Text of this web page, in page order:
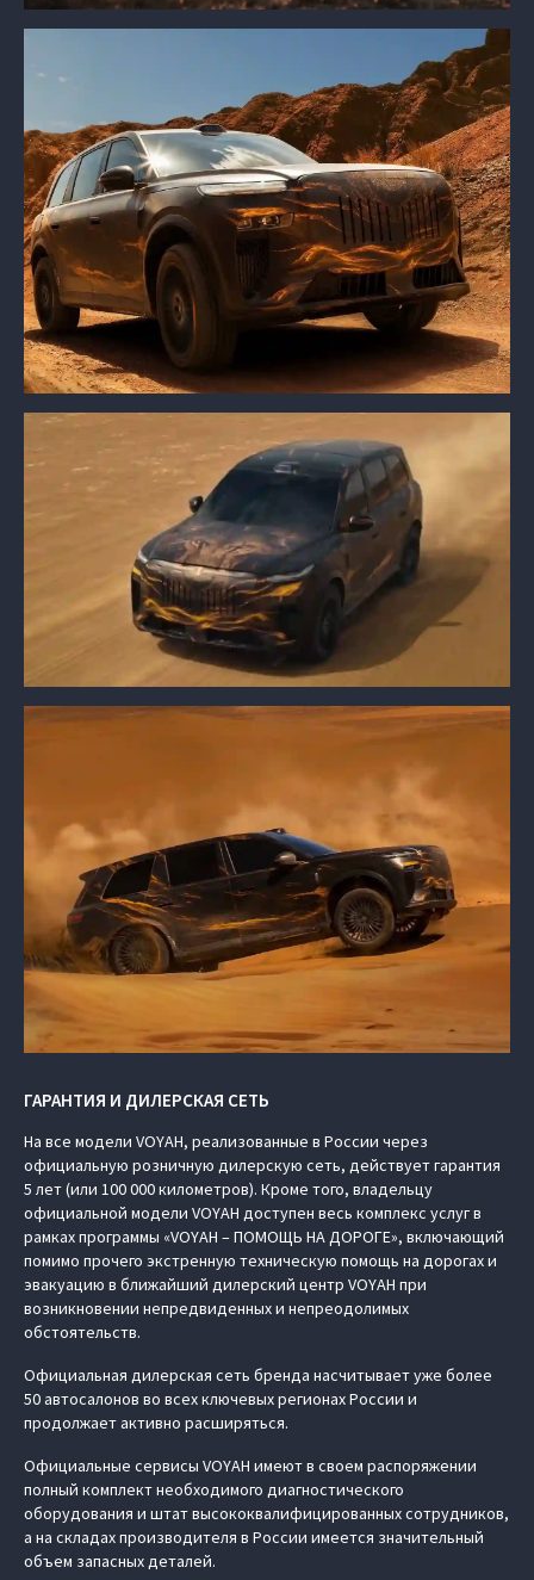
ГАРАНТИЯ И ДИЛЕРСКАЯ СЕТЬ
На все модели VOYAH, реализованные в России через
официальную розничную дилерскую сеть, действует гарантия
5 лет (или 100 000 километров). Кроме того, владельцу
официальной модели VOYAH доступен весь комплекс услуг в
рамках программы «VOYAH – ПОМОЩЬ НА ДОРОГЕ», включающий
помимо прочего экстренную техническую помощь на дорогах и
эвакуацию в ближайший дилерский центр VOYAH при
возникновении непредвиденных и непреодолимых
обстоятельств.
Официальная дилерская сеть бренда насчитывает уже более
50 автосалонов во всех ключевых регионах России и
продолжает активно расширяться.
Официальные сервисы VOYAH имеют в своем распоряжении
полный комплект необходимого диагностического
оборудования и штат высококвалифицированных сотрудников,
а на складах производителя в России имеется значительный
объем запасных деталей.